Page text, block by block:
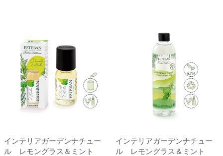
インテリアガーデンナチュー
ル レモングラス＆ミント
インテリアガーデンナチュー
ル レモングラス＆ミント